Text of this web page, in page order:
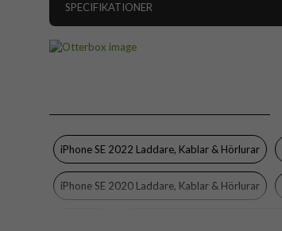
SPECIFIKATIONER
Färg
Material
Varumärke
Tillverkarens art nr
iPhone SE 2022 Laddare, Kablar & Hörlurar
iPhone SE 2020 Laddare, Kablar & Hörlurar